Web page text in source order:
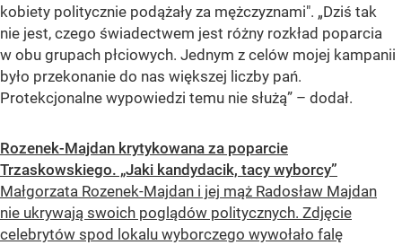
kobiety politycznie podążały za mężczyznami". „Dziś tak
nie jest, czego świadectwem jest różny rozkład poparcia
w obu grupach płciowych. Jednym z celów mojej kampanii
było przekonanie do nas większej liczby pań.
Protekcjonalne wypowiedzi temu nie służą” – dodał.
Rozenek-Majdan krytykowana za poparcie
Trzaskowskiego. „Jaki kandydacik, tacy wyborcy”
Małgorzata Rozenek-Majdan i jej mąż Radosław Majdan
nie ukrywają swoich poglądów politycznych. Zdjęcie
celebrytów spod lokalu wyborczego wywołało falę